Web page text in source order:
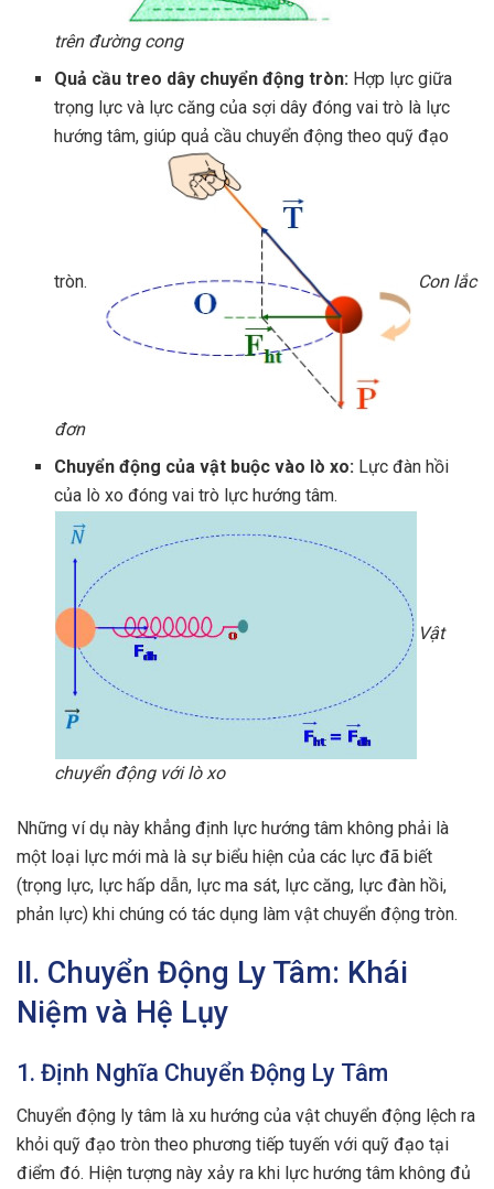
trên đường cong
Quả cầu treo dây chuyển động tròn: Hợp lực giữa
trọng lực và lực căng của sợi dây đóng vai trò là lực
hướng tâm, giúp quả cầu chuyển động theo quỹ đạo
tròn. Con lắc
đơn
Chuyển động của vật buộc vào lò xo: Lực đàn hồi
của lò xo đóng vai trò lực hướng tâm.
Vật
chuyển động với lò xo
Những ví dụ này khẳng định lực hướng tâm không phải là
một loại lực mới mà là sự biểu hiện của các lực đã biết
(trọng lực, lực hấp dẫn, lực ma sát, lực căng, lực đàn hồi,
phản lực) khi chúng có tác dụng làm vật chuyển động tròn.
II. Chuyển Động Ly Tâm: Khái
Niệm và Hệ Lụy
1. Định Nghĩa Chuyển Động Ly Tâm
Chuyển động ly tâm là xu hướng của vật chuyển động lệch ra
khỏi quỹ đạo tròn theo phương tiếp tuyến với quỹ đạo tại
điểm đó. Hiện tượng này xảy ra khi lực hướng tâm không đủ